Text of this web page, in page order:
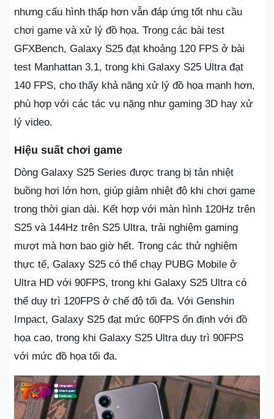
nhưng cấu hình thấp hơn vẫn đáp ứng tốt nhu cầu
chơi game và xử lý đồ họa. Trong các bài test
GFXBench, Galaxy S25 đạt khoảng 120 FPS ở bài
test Manhattan 3.1, trong khi Galaxy S25 Ultra đạt
140 FPS, cho thấy khả năng xử lý đồ họa mạnh hơn,
phù hợp với các tác vụ nặng như gaming 3D hay xử
lý video.
Hiệu suất chơi game
Dòng Galaxy S25 Series được trang bị tản nhiệt
buồng hơi lớn hơn, giúp giảm nhiệt độ khi chơi game
trong thời gian dài. Kết hợp với màn hình 120Hz trên
S25 và 144Hz trên S25 Ultra, trải nghiệm gaming
mượt mà hơn bao giờ hết. Trong các thử nghiệm
thực tế, Galaxy S25 có thể chạy PUBG Mobile ở
Ultra HD với 90FPS, trong khi Galaxy S25 Ultra có
thể duy trì 120FPS ở chế độ tối đa. Với Genshin
Impact, Galaxy S25 đạt mức 60FPS ổn định với đồ
họa cao, trong khi Galaxy S25 Ultra duy trì 90FPS
với mức đồ họa tối đa.